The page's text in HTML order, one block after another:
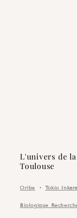
L'univers de
Toulouse
Oribe ・ Tokio
Biologique